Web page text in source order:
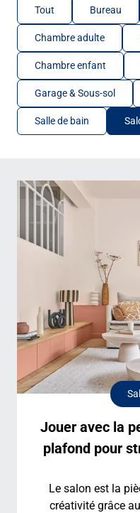
Tout Bureau
Chambre adulte
Chambre enfant
Garage & Sous-sol
Salle de bain
Jouer avec la
plafond pour
Le salon est la
créativité grâce